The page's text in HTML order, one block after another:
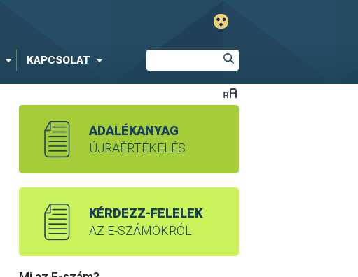
KAPCSOLAT
ADALÉKANYAG
ÚJRAÉRTÉKELÉS
KÉRDEZZ-FELELEK
AZ E-SZÁMOKRÓL